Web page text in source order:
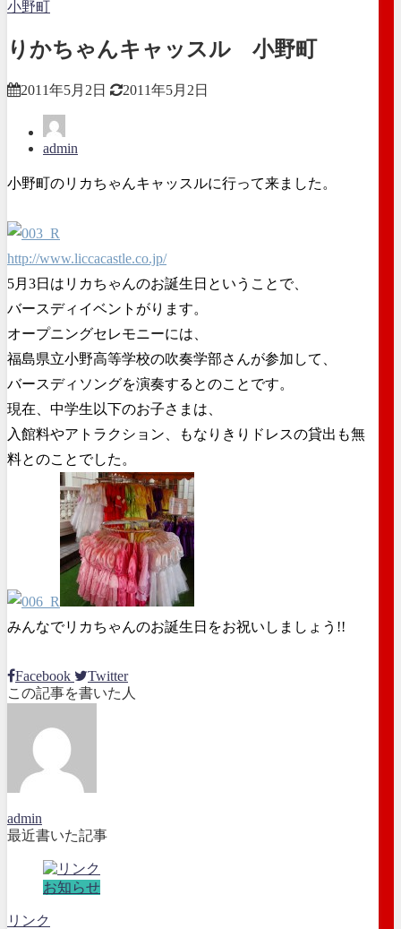
小野町
りかちゃんキャッスル 小野町
2011年5月2日 2011年5月2日
admin
小野町のリカちゃんキャッスルに行って来ました。
http://www.liccacastle.co.jp/
5月3日はリカちゃんのお誕生日ということで、
バースディイベントがります。
オープニングセレモニーには、
福島県立小野高等学校の吹奏学部さんが参加して、
バースディソングを演奏するとのことです。
現在、中学生以下のお子さまは、
入館料やアトラクション、もなりきりドレスの貸出も無
料とのことでした。
みんなでリカちゃんのお誕生日をお祝いしましょう!!
Facebook
Twitter
この記事を書いた人
admin
最近書いた記事
お知らせ
リンク